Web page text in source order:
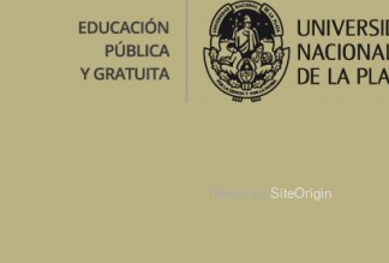
Theme by SiteOrigin